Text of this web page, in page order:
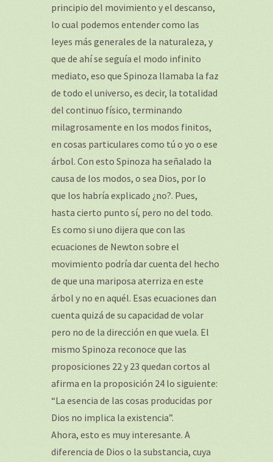
principio del movimiento y el descanso,
lo cual podemos entender como las
leyes más generales de la naturaleza, y
que de ahí se seguía el modo infinito
mediato, eso que Spinoza llamaba la faz
de todo el universo, es decir, la totalidad
del continuo físico, terminando
milagrosamente en los modos finitos,
en cosas particulares como tú o yo o ese
árbol. Con esto Spinoza ha señalado la
causa de los modos, o sea Dios, por lo
que los habría explicado ¿no?. Pues,
hasta cierto punto sí, pero no del todo.
Es como si uno dijera que con las
ecuaciones de Newton sobre el
movimiento podría dar cuenta del hecho
de que una mariposa aterriza en este
árbol y no en aquél. Esas ecuaciones dan
cuenta quizá de su capacidad de volar
pero no de la dirección en que vuela. El
mismo Spinoza reconoce que las
proposiciones 22 y 23 quedan cortos al
afirma en la proposición 24 lo siguiente:
“La esencia de las cosas producidas por
Dios no implica la existencia”.
Ahora, esto es muy interesante. A
diferencia de Dios o la substancia, cuya